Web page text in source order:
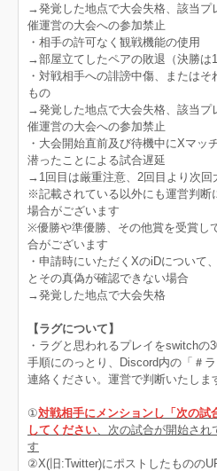
→発覚した地点で大会失格、該当プ
催運営の大会への参加禁止
・相手の許可なく観戦機能の使用
→部屋立てしたペアの敗退（決勝は1
・対戦相手への誹謗中傷、または
もの
→発覚した地点で大会失格、該当プ
催運営の大会への参加禁止
・大会開始直前及び待機中にXマッ
潜ったことによる試合遅延
→1回目は厳重注意、2回目より次回
※記載されている以外にも運営判断
場合がございます
※優勝や準優勝、その他賞を受賞し
合がございます
・申請時にいただくXのiDについて
とその真偽が確認できない場合
→発覚した地点で大会失格
【ラグについて】
・ラグと思われるプレイをswitchの
手順にのっとり、Discord内の「＃
連絡ください。運営で判断いたしま
①対戦相手にメンションし「次の試
してください 、次の試合が開始さ
す
②X(旧:Twitter)にポストしたものの